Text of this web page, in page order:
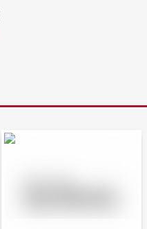
Dražit online - Artslimit